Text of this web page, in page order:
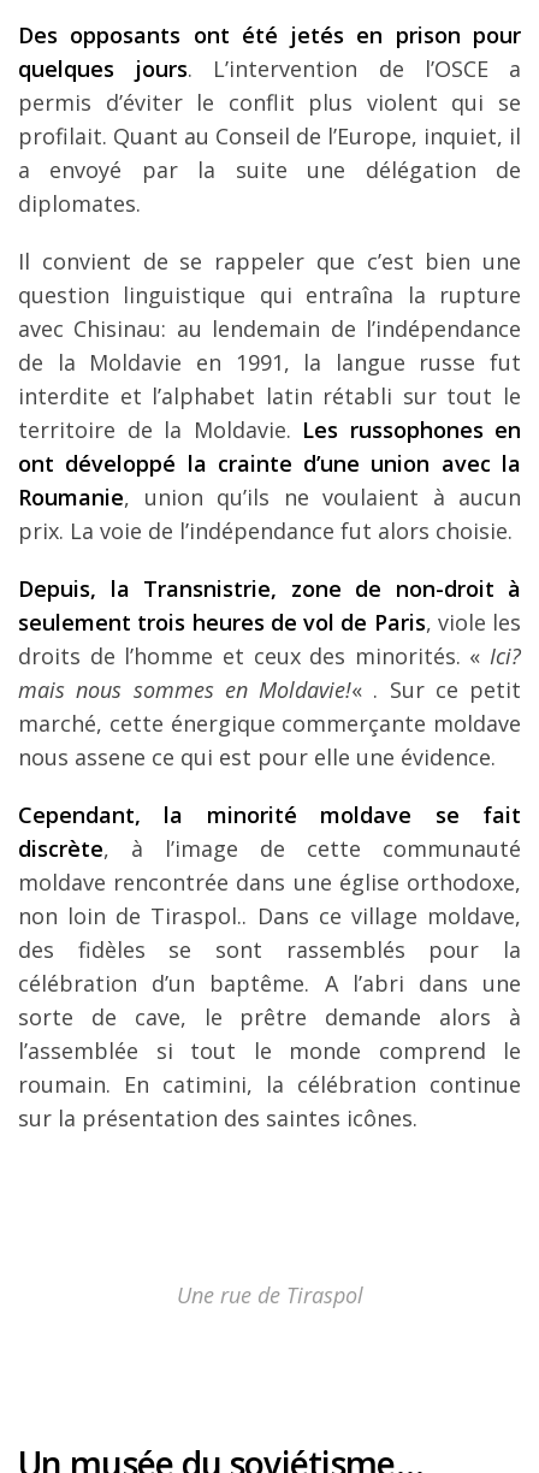
Des opposants ont été jetés en prison pour
quelques jours. L’intervention de l’OSCE a
permis d’éviter le conflit plus violent qui se
profilait. Quant au Conseil de l’Europe, inquiet, il
a envoyé par la suite une délégation de
diplomates.
Il convient de se rappeler que c’est bien une
question linguistique qui entraîna la rupture
avec Chisinau: au lendemain de l’indépendance
de la Moldavie en 1991, la langue russe fut
interdite et l’alphabet latin rétabli sur tout le
territoire de la Moldavie. Les russophones en
ont développé la crainte d’une union avec la
Roumanie, union qu’ils ne voulaient à aucun
prix. La voie de l’indépendance fut alors choisie.
Depuis, la Transnistrie, zone de non-droit à
seulement trois heures de vol de Paris, viole les
droits de l’homme et ceux des minorités. « Ici?
mais nous sommes en Moldavie!« . Sur ce petit
marché, cette énergique commerçante moldave
nous assene ce qui est pour elle une évidence.
Cependant, la minorité moldave se fait
discrète, à l’image de cette communauté
moldave rencontrée dans une église orthodoxe,
non loin de Tiraspol.. Dans ce village moldave,
des fidèles se sont rassemblés pour la
célébration d’un baptême. A l’abri dans une
sorte de cave, le prêtre demande alors à
l’assemblée si tout le monde comprend le
roumain. En catimini, la célébration continue
sur la présentation des saintes icônes.
Une rue de Tiraspol
Un musée du soviétisme…